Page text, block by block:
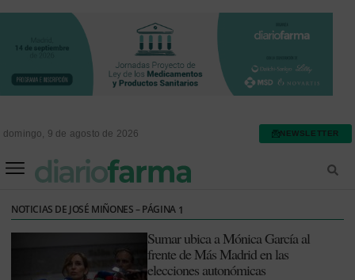
domingo, 9 de agosto de 2026 NEWSLETTER
NOTICIAS DE JOSÉ MIÑONES – PÁGINA1
Sumar ubica a Mónica García al
frente de Más Madrid en las
elecciones autonómicas